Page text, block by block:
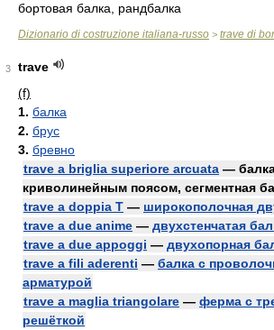
бортовая балка, рандбалка
Dizionario di costruzione italiana-russo > trave di
3
trave
(f)
1. балка
2. брус
3. бревно
trave a briglia superiore arcuata —
криволинейным поясом, сегментная
trave a doppia T — широкополочная
trave a due anime — двухстенчатая
trave a due appoggi — двухопорная
trave a fili aderenti — балка с
арматурой
trave a maglia triangolare — ферма с
решёткой